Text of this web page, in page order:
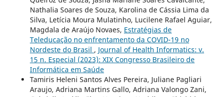
Nathalia Soares de Souza, Karolina de Cássia Lima da
Silva, Letícia Moura Mulatinho, Lucilene Rafael Aguiar,
Magdala de Araújo Novaes, Estratégias de
Teleducação no enfrentamento da COVID-19 no
Nordeste do Brasil , Journal of Health Informatics: v.
15 n. Especial (2023): XIX Congresso Brasileiro de
Informática em Saúde
Tamiris Heleni Santos Alves Pereira, Juliane Pagliari
Araujo, Adriana Martins Gallo, Adriana Valongo Zani,